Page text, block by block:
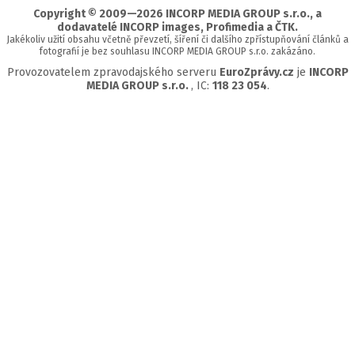
Copyright © 2009—2026 INCORP MEDIA GROUP s.r.o., a
dodavatelé INCORP images, Profimedia a ČTK.
Jakékoliv užití obsahu včetně převzetí, šíření či dalšího zpřístupňování článků a
fotografií je bez souhlasu INCORP MEDIA GROUP s.r.o. zakázáno.
Provozovatelem zpravodajského serveru EuroZprávy.cz je INCORP
MEDIA GROUP s.r.o. , IC: 118 23 054.